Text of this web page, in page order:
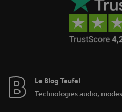
Le Blog Teufel
Technologies audio,